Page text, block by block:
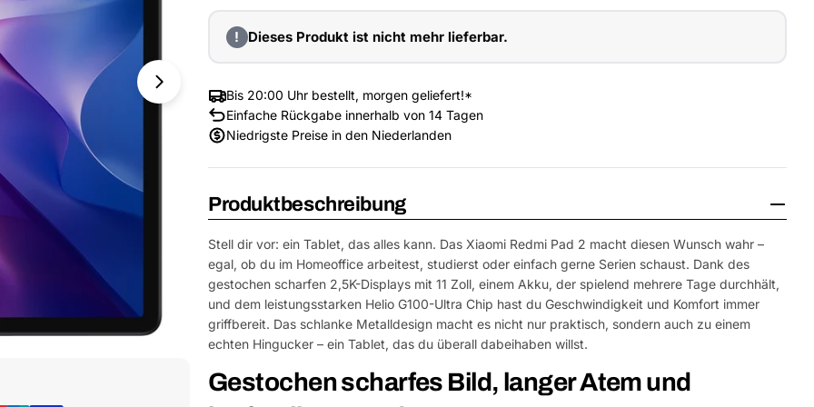
Medium 1 im Fenster öffnen
! Dieses Produkt ist nicht mehr lieferbar.
Bis 20:00 Uhr bestellt, morgen geliefert!*
Einfache Rückgabe innerhalb von 14 Tagen
Niedrigste Preise in den Niederlanden
Produktbeschreibung
Stell dir vor: ein Tablet, das alles kann. Das Xiaomi Redmi Pad 2 macht diesen Wunsch wahr –
egal, ob du im Homeoffice arbeitest, studierst oder einfach gerne Serien schaust. Dank des
gestochen scharfen 2,5K-Displays mit 11 Zoll, einem Akku, der spielend mehrere Tage durchhält,
und dem leistungsstarken Helio G100-Ultra Chip hast du Geschwindigkeit und Komfort immer
griffbereit. Das schlanke Metalldesign macht es nicht nur praktisch, sondern auch zu einem
echten Hingucker – ein Tablet, das du überall dabeihaben willst.
Gestochen scharfes Bild, langer Atem und